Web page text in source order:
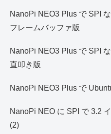
NanoPi NEO3 Plus で SPI
フレームバッファ版
NanoPi NEO3 Plus で SPI
直叩き版
NanoPi NEO3 Plus で
NanoPi NEO に SPI で 3.2
(2)